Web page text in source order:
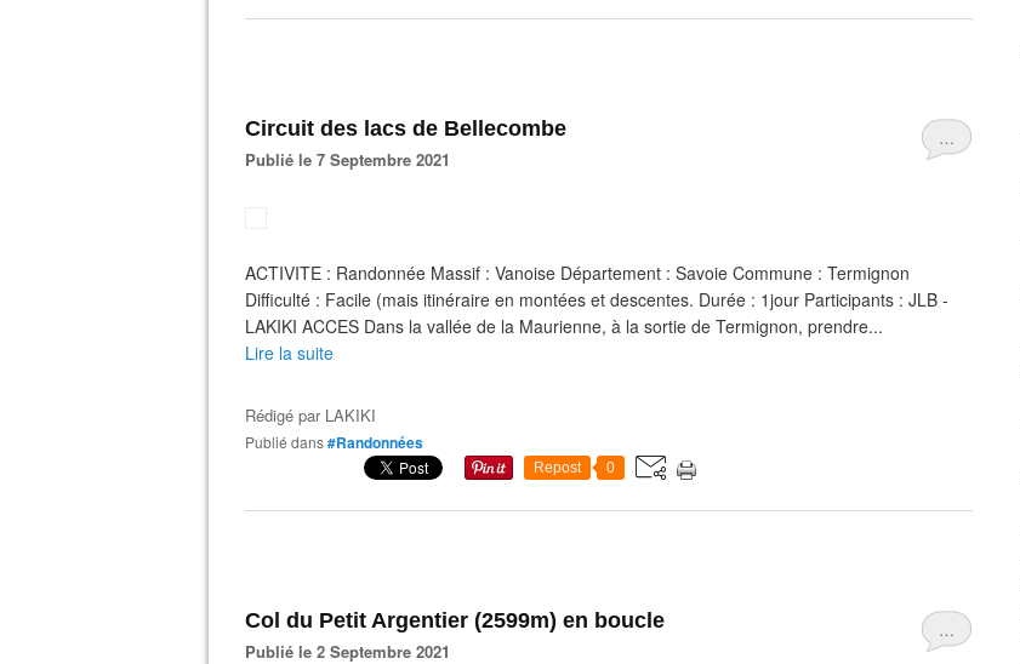
…
Circuit des lacs de Bellecombe
Publié le 7 Septembre 2021
ACTIVITE : Randonnée Massif : Vanoise Département : Savoie Commune : Termignon
Difficulté : Facile (mais itinéraire en montées et descentes. Durée : 1jour Participants : JLB -
LAKIKI ACCES Dans la vallée de la Maurienne, à la sortie de Termignon, prendre...
Lire la suite
Rédigé par LAKIKI
Publié dans#Randonnées
Repost 0
…
Col du Petit Argentier (2599m) en boucle
Publié le 2 Septembre 2021